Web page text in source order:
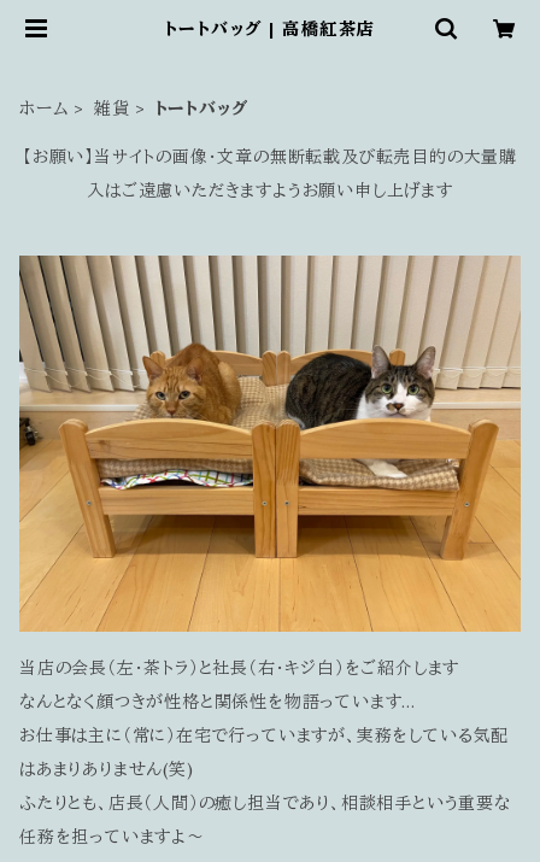
トートバッグ | 高橋紅茶店
ホーム 雑貨 トートバッグ
【お願い】当サイトの画像・文章の無断転載及び転売目的の大量購
入はご遠慮いただきますようお願い申し上げます
当店の会長（左・茶トラ）と社長（右・キジ白）をご紹介します
なんとなく顔つきが性格と関係性を物語っています…
お仕事は主に（常に）在宅で行っていますが、実務をしている気配
はあまりありません(笑)
ふたりとも、店長（人間）の癒し担当であり、相談相手という重要な
任務を担っていますよ～